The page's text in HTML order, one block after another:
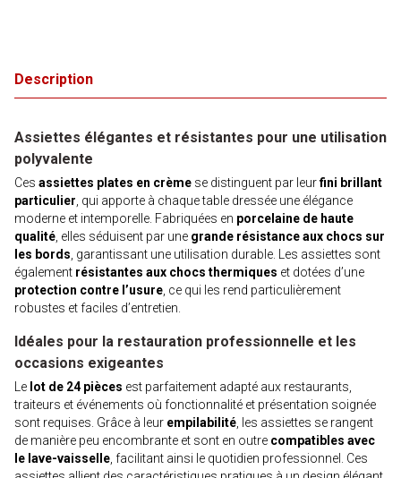
Description
Assiettes élégantes et résistantes pour une utilisation
polyvalente
Ces assiettes plates en crème se distinguent par leurfini brillant
particulier , qui apporte à chaque table dressée une élégance
moderne et intemporelle. Fabriquées en porcelaine de haute
qualité , elles séduisent par une grande résistance aux chocs sur
les bords , garantissant une utilisation durable. Les assiettes sont
également résistantes aux chocs thermiques et dotées d’une
protection contre l’usure , ce qui les rend particulièrement
robustes et faciles d’entretien.
Idéales pour la restauration professionnelle et les
occasions exigeantes
Le lot de 24 pièces est parfaitement adapté aux restaurants,
traiteurs et événements où fonctionnalité et présentation soignée
sont requises. Grâce à leur empilabilité , les assiettes se rangent
de manière peu encombrante et sont en outre compatibles avec
le lave-vaisselle , facilitant ainsi le quotidien professionnel. Ces